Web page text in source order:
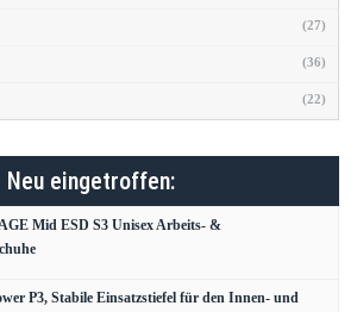
(27)
(36)
(22)
Neu eingetroffen:
Mid ESD S3 Unisex Arbeits- &
P3, Stabile Einsatzstiefel für den Innen- und